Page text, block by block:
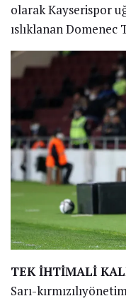
olarak Kayserispor
ıslıklanan Domenec
TEK İHTİMALİ
Sarı-